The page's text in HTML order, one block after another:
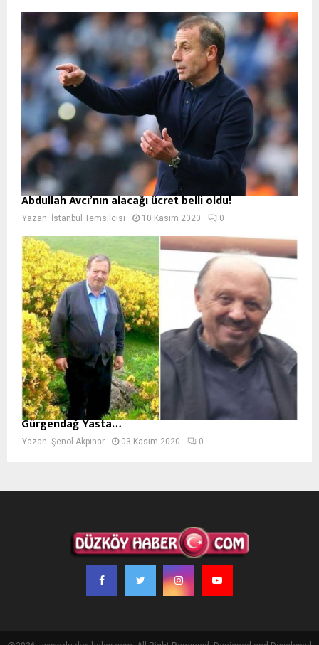
Abdullah Avcı’nın alacağı ücret belli oldu!
Yazan: İstanbul Temsilcisi 10 Kasım 2020 0
Gürgendağ Yasta…
Yazan: Şenol Akpınar 03 Kasım 2020 0